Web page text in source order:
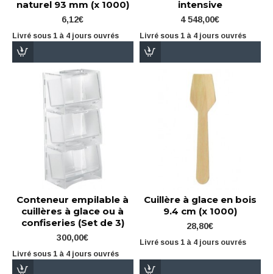
naturel 93 mm (x 1000)
6,12€
Livré sous 1 à 4 jours ouvrés
intensive
4 548,00€
Livré sous 1 à 4 jours ouvrés
Conteneur empilable à
cuillères à glace ou à
confiseries (Set de 3)
300,00€
Livré sous 1 à 4 jours ouvrés
Cuillère à glace en bois
9.4 cm (x 1000)
28,80€
Livré sous 1 à 4 jours ouvrés